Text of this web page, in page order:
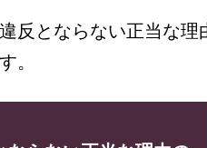
反とならない正当な
。